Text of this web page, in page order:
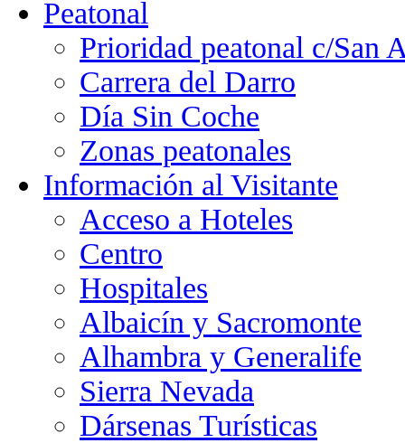
Peatonal
Prioridad peatonal c/San
Carrera del Darro
Día Sin Coche
Zonas peatonales
Información al Visitante
Acceso a Hoteles
Centro
Hospitales
Albaicín y Sacromonte
Alhambra y Generalife
Sierra Nevada
Dársenas Turísticas